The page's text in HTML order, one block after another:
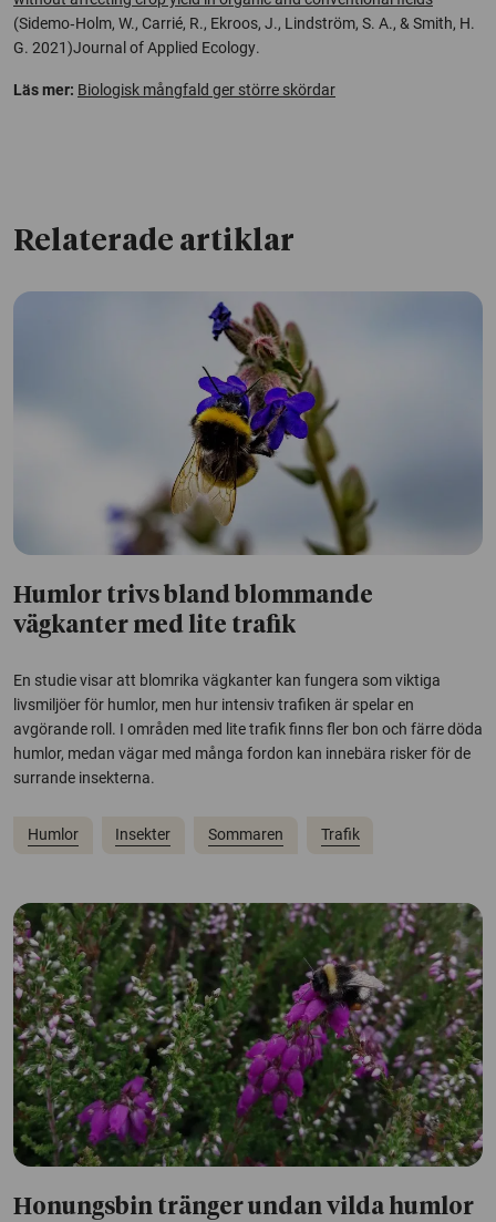
(Sidemo‐Holm, W., Carrié, R., Ekroos, J., Lindström, S. A., & Smith, H.
G. 2021)Journal of Applied Ecology.
Läs mer: Biologisk mångfald ger större skördar
Relaterade artiklar
Humlor trivs bland blommande
vägkanter med lite trafik
En studie visar att blomrika vägkanter kan fungera som viktiga
livsmiljöer för humlor, men hur intensiv trafiken är spelar en
avgörande roll. I områden med lite trafik finns fler bon och färre döda
humlor, medan vägar med många fordon kan innebära risker för de
surrande insekterna.
Humlor Insekter Sommaren Trafik
Honungsbin tränger undan vilda humlor